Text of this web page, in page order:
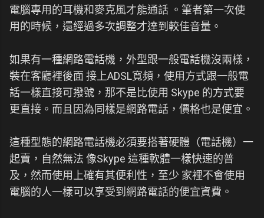
電腦專用的耳機和麥克風才能通話 。筆者第一次使
用的時候，還經過多次調整才達到較佳音量。
如果有一種網路電話機，外型跟一般電話機沒兩樣，
裝在客廳裡後面 接上ADSL寬頻，使用方式跟一般電
話一樣直接可撥號，那不是比使用 Skype 的方式要
更直接。而且因為同樣是網路電話，價格也是便宜。
這種型態的網路電話機必須要搭著硬體（電話機）一
起賣，自然無法 像Skype 這種軟體一樣快速的普
及，然而使用上確有其便利性，至少 家裡不會使用
電腦的人一樣可以享受到網路電話的便宜資費。